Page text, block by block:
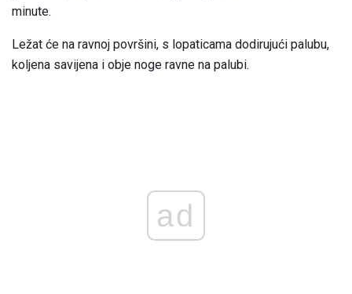
minute.
Ležat će na ravnoj površini, s lopaticama dodirujući palubu,
koljena savijena i obje noge ravne na palubi.
ad